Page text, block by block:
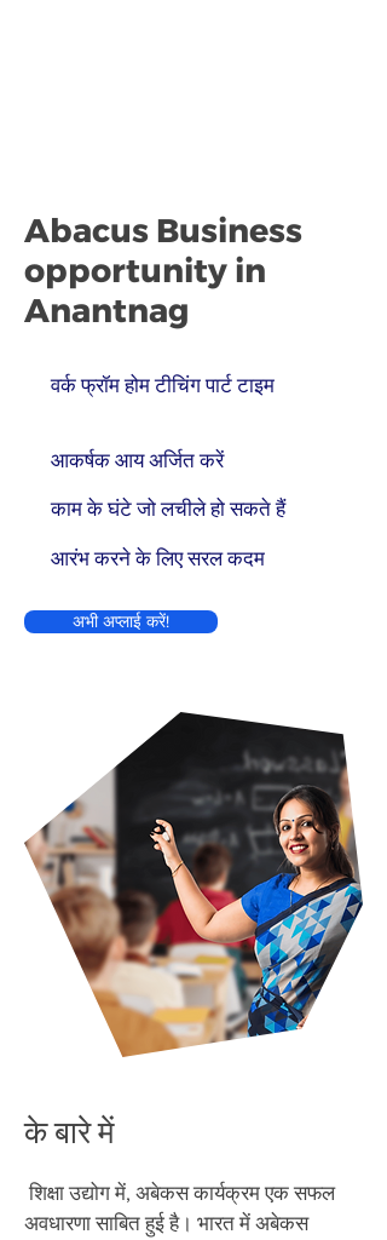
Abacus Business
opportunity in
Anantnag
वर्क फ्रॉम होम टीचिंग पार्ट टाइम
आकर्षक आय अर्जित करें
काम के घंटे जो लचीले हो सकते हैं
आरंभ करने के लिए सरल कदम
अभी अप्लाई करें!
के बारे में
​शिक्षा उद्योग में, अबेकस कार्यक्रम एक सफल
अवधारणा साबित हुई है। भारत में अबेकस